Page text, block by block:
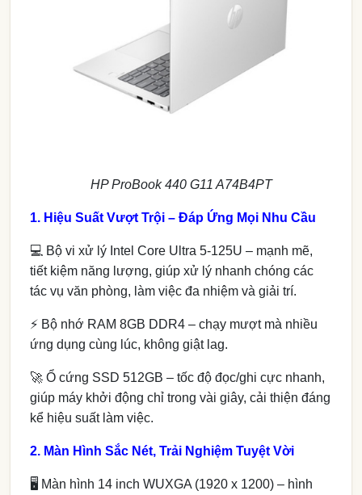
HP ProBook 440 G11 A74B4PT
1. Hiệu Suất Vượt Trội – Đáp Ứng Mọi Nhu Cầu
💻 Bộ vi xử lý Intel Core Ultra 5-125U – mạnh mẽ,
tiết kiệm năng lượng, giúp xử lý nhanh chóng các
tác vụ văn phòng, làm việc đa nhiệm và giải trí.
⚡ Bộ nhớ RAM 8GB DDR4 – chạy mượt mà nhiều
ứng dụng cùng lúc, không giật lag.
🚀 Ổ cứng SSD 512GB – tốc độ đọc/ghi cực nhanh,
giúp máy khởi động chỉ trong vài giây, cải thiện đáng
kể hiệu suất làm việc.
2. Màn Hình Sắc Nét, Trải Nghiệm Tuyệt Vời
🖥 Màn hình 14 inch WUXGA (1920 x 1200) – hình